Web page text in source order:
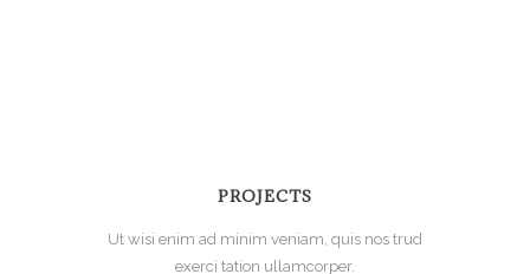
PROJECTS
Ut wisi enim ad minim veniam, quis nos trud
exerci tation ullamcorper.